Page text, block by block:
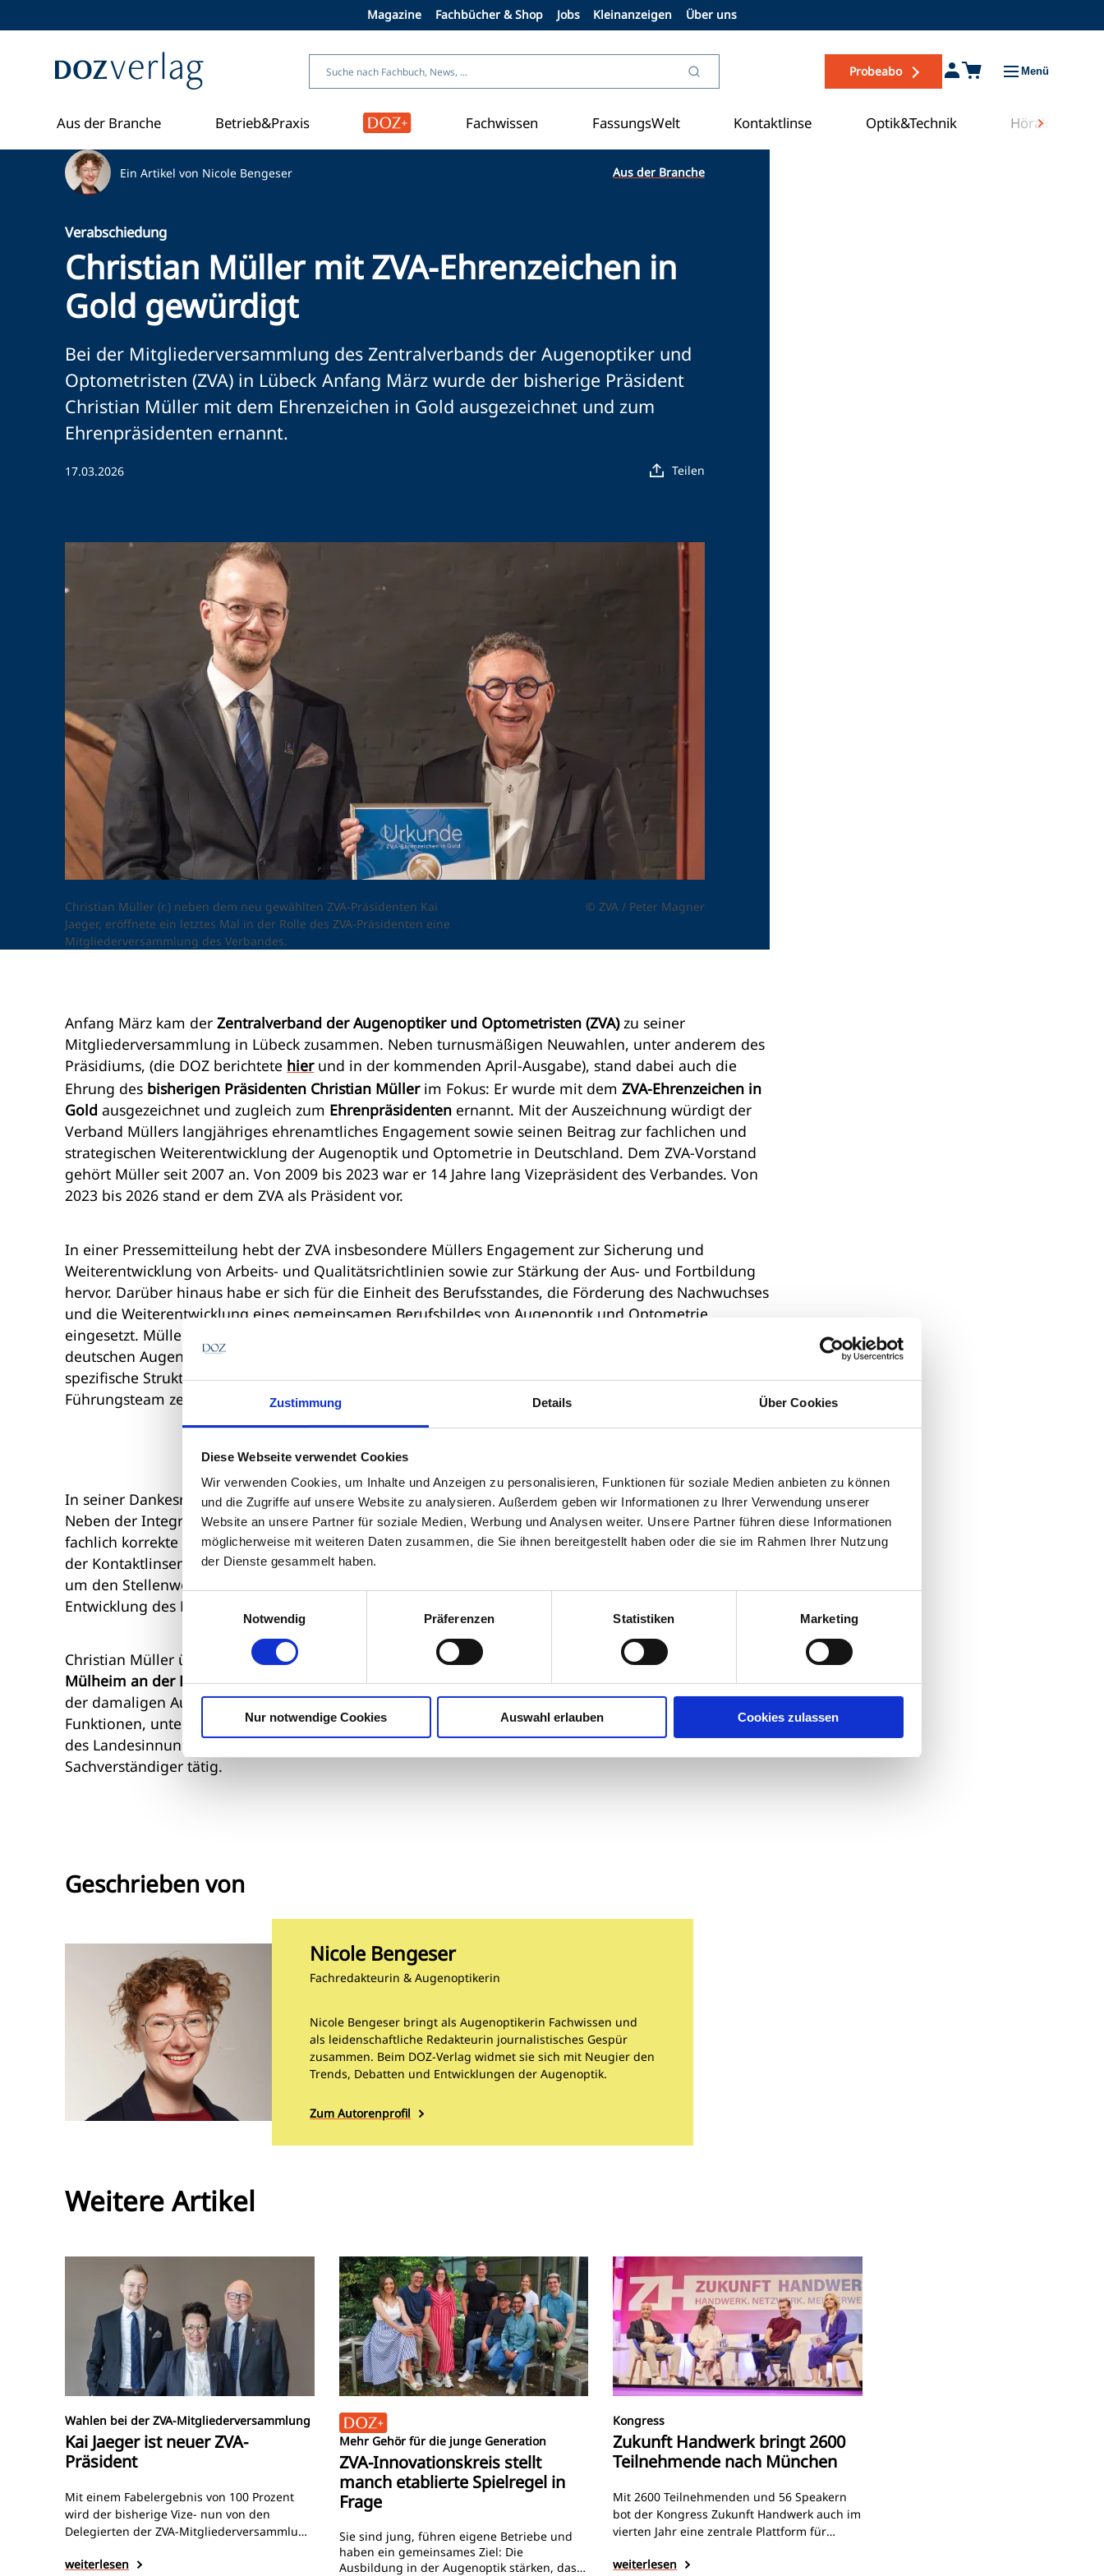
Zustimmung Details Über Cookies
Diese Webseite verwendet Cookies
Wir verwenden Cookies, um Inhalte und Anzeigen zu personalisieren, Funktionen für soziale Medien anbieten zu können
und die Zugriffe auf unsere Website zu analysieren. Außerdem geben wir Informationen zu Ihrer Verwendung unserer
Website an unsere Partner für soziale Medien, Werbung und Analysen weiter. Unsere Partner führen diese Informationen
möglicherweise mit weiteren Daten zusammen, die Sie ihnen bereitgestellt haben oder die sie im Rahmen Ihrer Nutzung
der Dienste gesammelt haben.
Einwilligungsauswahl
Notwendig
Präferenzen Statistiken Marketing
Nur notwendige Cookies Auswahl erlauben Cookies zulassen
Magazine Fachbücher & Shop Jobs Kleinanzeigen Über uns
Probeabo Menü
Aus der Branche Betrieb&Praxis Fachwissen FassungsWelt Kontaktlinse Optik&Technik Hörakustik
Ein Artikel von Nicole Bengeser Aus der Branche
Verabschiedung
Christian Müller mit ZVA-Ehrenzeichen in
Gold gewürdigt
Bei der Mitgliederversammlung des Zentralverbands der Augenoptiker und
Optometristen (ZVA) in Lübeck Anfang März wurde der bisherige Präsident
Christian Müller mit dem Ehrenzeichen in Gold ausgezeichnet und zum
Ehrenpräsidenten ernannt.
17.03.2026 Teilen
Christian Müller (r.) neben dem neu gewählten ZVA-Präsidenten Kai
Jaeger, eröffnete ein letztes Mal in der Rolle des ZVA-Präsidenten eine
Mitgliederversammlung des Verbandes.
© ZVA / Peter Magner
Anfang März kam derZentralverband der Augenoptiker und Optometristen (ZVA)zu seiner
Mitgliederversammlung in Lübeck zusammen. Neben turnusmäßigen Neuwahlen, unter anderem des
Präsidiums, (die DOZ berichtete hierund in der kommenden April-Ausgabe), stand dabei auch die
Ehrung des bisherigen Präsidenten Christian Müllerim Fokus: Er wurde mit demZVA-Ehrenzeichen in
Gold ausgezeichnet und zugleich zum Ehrenpräsidenten ernannt. Mit der Auszeichnung würdigt der
Verband Müllers langjähriges ehrenamtliches Engagement sowie seinen Beitrag zur fachlichen und
strategischen Weiterentwicklung der Augenoptik und Optometrie in Deutschland. Dem ZVA-Vorstand
gehört Müller seit 2007 an. Von 2009 bis 2023 war er 14 Jahre lang Vizepräsident des Verbandes. Von
2023 bis 2026 stand er dem ZVA als Präsident vor.
In einer Pressemitteilung hebt der ZVA insbesondere Müllers Engagement zur Sicherung und
Weiterentwicklung von Arbeits- und Qualitätsrichtlinien sowie zur Stärkung der Aus- und Fortbildung
hervor. Darüber hinaus habe er sich für die Einheit des Berufsstandes, die Förderung des Nachwuchses
und die Weiterentwicklung eines gemeinsamen Berufsbildes von Augenoptik und Optometrie
eingesetzt. Müller sei auch auf europäischer Ebene aktiv gewesen und habe die Interessen der
deutschen Augenoptik in verschiedenen Gremien vertreten. Sein Handeln habe dazu beigetragen, die
spezifische Struktur des Berufs auch international sichtbar zu machen. Mit Blick auf das neu formierte
Führungsteam zeigte sich Müller zuversichtlich. Der Verband sei, so sein Fazit, in sicheren Händen.
In seiner Dankesrede betonte Müller die Bedeutung einer ausgewogenen Entwicklung des Berufs.
Neben der Integration der klinischen Optometrie sei ihm stets auch die handwerklich saubere und
fachlich korrekte Arbeit im Betrieb ein zentrales Anliegen gewesen, sowohl in der Brillen- als auch in
der Kontaktlinsenanpassung. Zugleich erinnerte er an berufspolitische Auseinandersetzungen, etwa
um den Stellenwert der Meisterqualifikation, und hob die Bedeutung von Arbeitsrichtlinien für die
Entwicklung des Berufsstandes hervor.
Christian Müller übernahm 1986 gemeinsam mit seiner Frau Birgit den Betrieb
Saarner Optik in
Mülheim an der Ruhr. Sein ehrenamtliches Engagement begann 1988 mit der Wahl in den Vorstand
der damaligen Augenoptikerinnung Essen. In den folgenden Jahren übernahm er verschiedene
Funktionen, unter anderem als Obermeister der Augenoptikerinnung Rhein-Ruhr und als Vorsitzender
des Landesinnungsverbandes Nordrhein. Bis heute ist er als öffentlich bestellter und vereidigter
Sachverständiger tätig.
Geschrieben von
Nicole Bengeser
Fachredakteurin & Augenoptikerin
Nicole Bengeser bringt als Augenoptikerin Fachwissen und
als leidenschaftliche Redakteurin journalistisches Gespür
zusammen. Beim DOZ-Verlag widmet sie sich mit Neugier den
Trends, Debatten und Entwicklungen der Augenoptik.
Zum Autorenprofil
Weitere Artikel
weiterlesen
Wahlen bei der ZVA-Mitgliederversammlung
Kai Jaeger ist neuer ZVA-
Präsident
Mit einem Fabelergebnis von 100 Prozent
wird der bisherige Vize- nun von den
Delegierten der ZVA-Mitgliederversammlung
Präsidenten gewählt. Armin Ameloh wird als
Mehr Gehör für die junge Generation
ZVA-Innovationskreis stellt
manch etablierte Spielregel in
Frage
Sie sind jung, führen eigene Betriebe und
haben ein gemeinsames Ziel: Die
Ausbildung in der Augenoptik stärken, das
weiterlesen
Kongress
Zukunft Handwerk bringt 2600
Teilnehmende nach München
Mit 2600 Teilnehmenden und 56 Speakern
bot der Kongress Zukunft Handwerk auch im
vierten Jahr eine zentrale Plattform für
Handwerk. Neben Vorträgen und Panels